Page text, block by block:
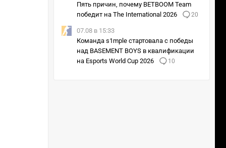
Пять причин, почему BETBOOM Team
победит на The International 2026
20
07.08 в 15:33
Команда s1mple стартовала с победы
над BASEMENT BOYS в квалификации
на Esports World Cup 2026
10